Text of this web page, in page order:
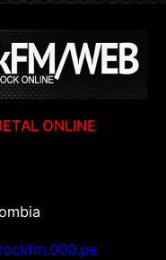
ONLINE